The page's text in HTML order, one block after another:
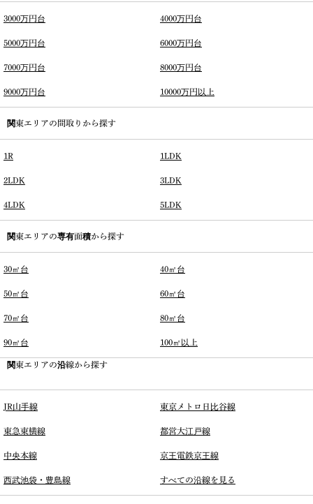
3000万円台 4000万円台
5000万円台 6000万円台
7000万円台 8000万円台
9000万円台 10000万円以上
関東エリアの間取りから探す
1R 1LDK
2LDK 3LDK
4LDK 5LDK
関東エリアの専有面積から探す
30㎡台 40㎡台
50㎡台 60㎡台
70㎡台 80㎡台
90㎡台 100㎡以上
関東エリアの沿線から探す
JR山手線 東京メトロ日比谷線
東急東横線 都営大江戸線
中央本線 京王電鉄京王線
西武池袋・豊島線 すべての沿線を見る